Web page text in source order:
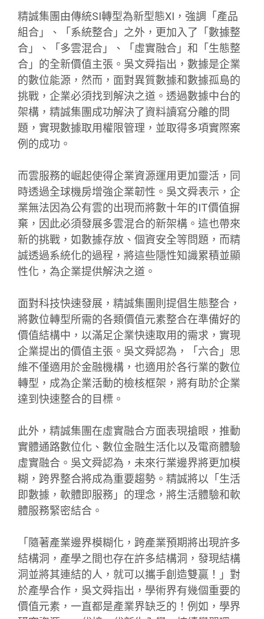
精誠集團由傳統SI轉型為新型態XI，強調「產品
組合」、「系統整合」之外，更加入了「數據整
合」、「多雲混合」、「虛實融合」和「生態整
合」的全新價值主張。吳文舜指出，數據是企業
的數位能源，然而，面對異質數據和數據孤島的
挑戰，企業必須找到解決之道。透過數據中台的
架構，精誠集團成功解決了資料讀寫分離的問
題，實現數據取用權限管理，並取得多項實際案
例的成功。
而雲服務的崛起使得企業資源運用更加靈活，同
時透過全球機房增強企業韌性。吳文舜表示，企
業無法因為公有雲的出現而將數十年的IT價值摒
棄，因此必須發展多雲混合的新架構。這也帶來
新的挑戰，如數據存放、個資安全等問題，而精
誠透過系統化的過程，將這些隱性知識累積並顯
性化，為企業提供解決之道。
面對科技快速發展，精誠集團則提倡生態整合，
將數位轉型所需的各類價值元素整合在準備好的
價值結構中，以滿足企業快速取用的需求，實現
企業提出的價值主張。吳文舜認為，「六合」思
維不僅適用於金融機構，也適用於各行業的數位
轉型，成為企業活動的檢核框架，將有助於企業
達到快速整合的目標。
此外，精誠集團在虛實融合方面表現搶眼，推動
實體通路數位化、數位金融生活化以及電商體驗
虛實融合。吳文舜認為，未來行業邊界將更加模
糊，跨界整合將成為重要趨勢。精誠將以「生活
即數據，軟體即服務」的理念，將生活體驗和軟
體服務緊密結合。
「隨著產業邊界模糊化，跨產業預期將出現許多
結構洞，產學之間也存在許多結構洞，發現結構
洞並將其連結的人，就可以攜手創造雙贏！」對
於產學合作，吳文舜指出，學術界有幾個重要的
價值元素，一直都是產業界缺乏的！例如，學界